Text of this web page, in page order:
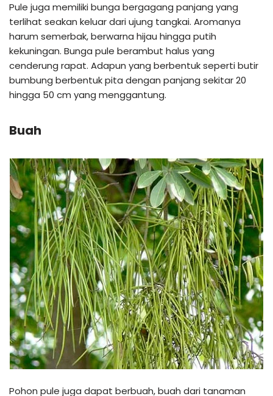
Pule juga memiliki bunga bergagang panjang yang
terlihat seakan keluar dari ujung tangkai. Aromanya
harum semerbak, berwarna hijau hingga putih
kekuningan. Bunga pule berambut halus yang
cenderung rapat. Adapun yang berbentuk seperti butir
bumbung berbentuk pita dengan panjang sekitar 20
hingga 50 cm yang menggantung.
Buah
Pohon pule juga dapat berbuah, buah dari tanaman